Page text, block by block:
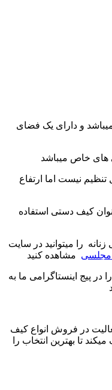
و دارای یک فضای
خاص میباشد
تنظیم نیست اما ارتفاع
کیف دستی استفاده
را میتوانید در سایت
مشاهده کنید
در پیج اینستاگرامی ما به
در فروش انواع کیف
تا بهترین انتخاب را